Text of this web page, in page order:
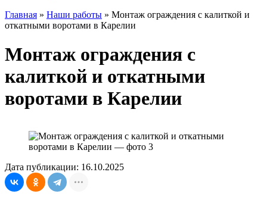
Главная » Наши работы » Монтаж ограждения с калиткой и
откатными воротами в Карелии
Монтаж ограждения с
калиткой и откатными
воротами в Карелии
Дата публикации: 16.10.2025